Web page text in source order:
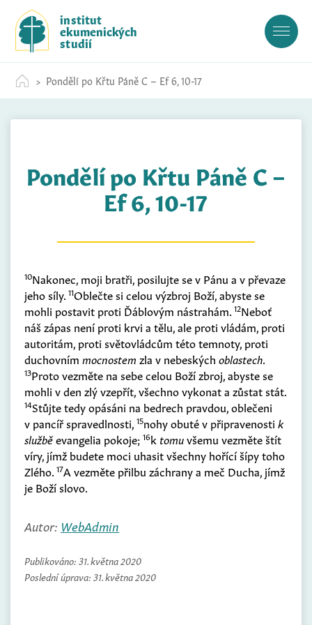
c
institut
ekumenických
studií
Pondělí po Křtu Páně C – Ef 6, 10-17
Pondělí po Křtu Páně C –
Ef 6, 10-17
10Nakonec, moji bratři, posilujte se v Pánu a v převaze
jeho síly. 11Oblečte si celou výzbroj Boží, abyste se
mohli postavit proti Ďáblovým nástrahám. 12Neboť
náš zápas není proti krvi a tělu, ale proti vládám, proti
autoritám, proti světovládcům této temnoty, proti
duchovním mocnostem zla v nebeských oblastech.
13Proto vezměte na sebe celou Boží zbroj, abyste se
mohli v den zlý vzepřít, všechno vykonat a zůstat stát.
14Stůjte tedy opásáni na bedrech pravdou, oblečeni
v pancíř spravedlnosti, 15nohy obuté v připravenosti k
služběevangelia pokoje; 16k tomuvšemu vezměte štít
víry, jímž budete moci uhasit všechny hořící šípy toho
Zlého. 17A vezměte přilbu záchrany a meč Ducha, jímž
je Boží slovo.
Autor: WebAdmin
Publikováno: 31. května 2020
Poslední úprava: 31. května 2020